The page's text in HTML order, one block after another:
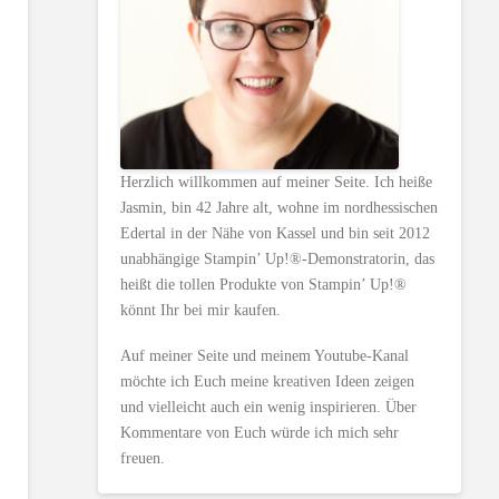
Herzlich willkommen auf meiner Seite. Ich heiße
Jasmin, bin 42 Jahre alt, wohne im nordhessischen
Edertal in der Nähe von Kassel und bin seit 2012
unabhängige Stampin’ Up!®-Demonstratorin, das
heißt die tollen Produkte von Stampin’ Up!®
könnt Ihr bei mir kaufen.
Auf meiner Seite und meinem Youtube-Kanal
möchte ich Euch meine kreativen Ideen zeigen
und vielleicht auch ein wenig inspirieren. Über
Kommentare von Euch würde ich mich sehr
freuen.